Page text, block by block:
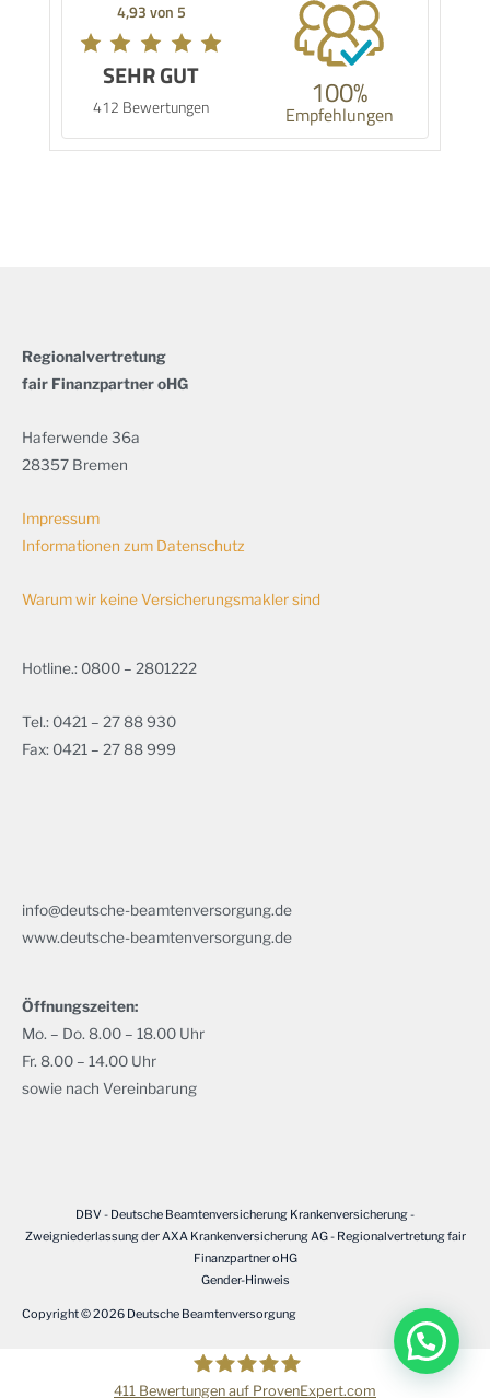
4,93 von 5
SEHR GUT
412 Bewertungen 100%
Empfehlungen
Regionalvertretung
fair Finanzpartner oHG
Haferwende 36a
28357 Bremen
Impressum
Informationen zum Datenschutz
Warum wir keine Versicherungsmakler sind
Hotline.: 0800 – 2801222
Tel.: 0421 – 27 88 930
Fax: 0421 – 27 88 999
info@deutsche-beamtenversorgung.de
www.deutsche-beamtenversorgung.de
Öffnungszeiten:
Mo. – Do. 8.00 – 18.00 Uhr
Fr. 8.00 – 14.00 Uhr
sowie nach Vereinbarung
DBV - Deutsche Beamtenversicherung Krankenversicherung -
Zweigniederlassung der AXA Krankenversicherung AG - Regionalvertretung fair
Finanzpartner oHG
Gender-Hinweis
Copyright © 2026 Deutsche Beamtenversorgung
411 Bewertungen auf ProvenExpert.com